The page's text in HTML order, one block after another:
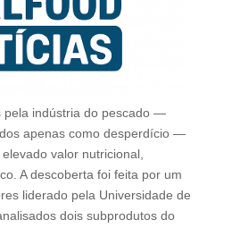
pela indústria do pescado —
apenas como desperdício —
valor nutricional,
A descoberta foi feita por um
liderado pela Universidade de
dois subprodutos do